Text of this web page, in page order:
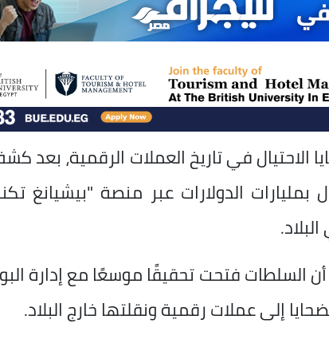
الاحتيال في تاريخ العملات الرقمية، بعد
الدولارات عبر منصة "بيشيانغ
السلطات فتحت تحقيقًا موسعًا مع إدارة
إلى عملات رقمية ونقلتها خارج البلاد.